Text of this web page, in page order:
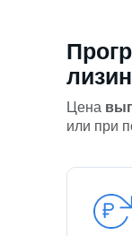
Цена
или при